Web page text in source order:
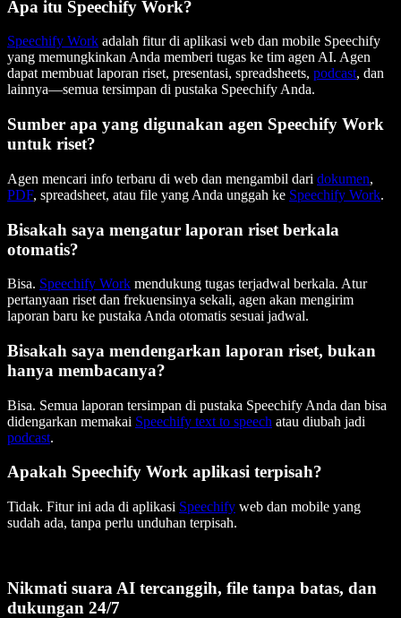
Apa itu Speechify Work?
Speechify Work adalah fitur di aplikasi web dan mobile Speechify
yang memungkinkan Anda memberi tugas ke tim agen AI. Agen
dapat membuat laporan riset, presentasi, spreadsheets, podcast, dan
lainnya—semua tersimpan di pustaka Speechify Anda.
Sumber apa yang digunakan agen Speechify Work
untuk riset?
Agen mencari info terbaru di web dan mengambil dari dokumen,
PDF, spreadsheet, atau file yang Anda unggah ke Speechify Work.
Bisakah saya mengatur laporan riset berkala
otomatis?
Bisa. Speechify Work mendukung tugas terjadwal berkala. Atur
pertanyaan riset dan frekuensinya sekali, agen akan mengirim
laporan baru ke pustaka Anda otomatis sesuai jadwal.
Bisakah saya mendengarkan laporan riset, bukan
hanya membacanya?
Bisa. Semua laporan tersimpan di pustaka Speechify Anda dan bisa
didengarkan memakai Speechify text to speech atau diubah jadi
podcast.
Apakah Speechify Work aplikasi terpisah?
Tidak. Fitur ini ada di aplikasi Speechify web dan mobile yang
sudah ada, tanpa perlu unduhan terpisah.
Nikmati suara AI tercanggih, file tanpa batas, dan
dukungan 24/7